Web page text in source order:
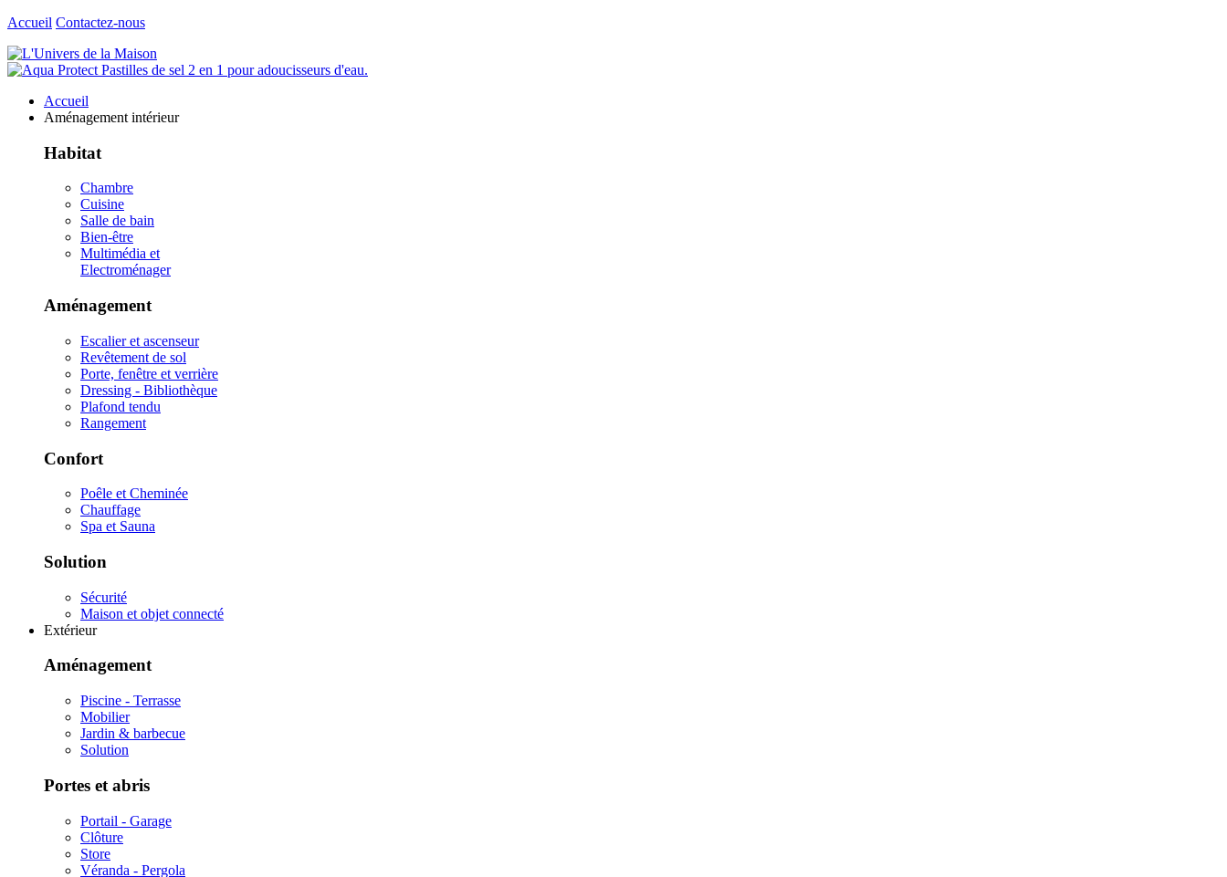
Accueil Contactez-nous
Accueil
Aménagement intérieur
Habitat
Chambre
Cuisine
Salle de bain
Bien-être
Multimédia et
Electroménager
Aménagement
Escalier et ascenseur
Revêtement de sol
Porte, fenêtre et verrière
Dressing - Bibliothèque
Plafond tendu
Rangement
Confort
Poêle et Cheminée
Chauffage
Spa et Sauna
Solution
Sécurité
Maison et objet connecté
Extérieur
Aménagement
Piscine - Terrasse
Mobilier
Jardin & barbecue
Solution
Portes et abris
Portail - Garage
Clôture
Store
Véranda - Pergola